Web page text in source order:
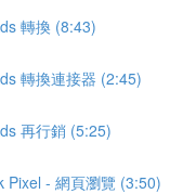
轉換 (8:43)
轉換連接器 (2:45)
再行銷 (5:25)
Pixel - 網頁瀏覽 (3:50)